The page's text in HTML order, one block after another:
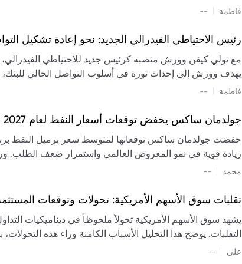
تشكيل تقييم الصناعة، مع توقعات بارتفاع مستمر في الأسعار
فاطمة --
رئيس الاحتياطي الفيدرالي الجديد: نحو إعادة تشكيل
مع تولي كيفن وورش منصبه كرئيس جديد للاحتياطي الفيدرالي،
يهدف وورش إلى إحداث ثورة في أسلوب التواصل الحالي للبنك،
السياسة ويمنح البنك المركزي دوراً مبالغاً فيه. يسعى إلى
فاطمة --
جولدمان ساكس يخفض توقعات أسعار النفط لعام 2027 وسط تغيرات في العرض والطلب
زيادة قوية في نمو المعروض العالمي واستمرار ضعف الطلب.
العالمية في الربع الثاني
سابقًا. من المتوقع عودة صادرات دول الخليج إلى طبيعتها
عدم اليقين الجيوسياسي يمكن أن يؤدي إلى تقلبات سعرية
استمرار الاضطرابات، وسيناريوهات لانخفاض الأسعار في
إضافي.
محمد --
تقلبات سوق الأسهم الأمريكية: تحولات وتوقعات
يشهد سوق الأسهم الأمريكية تحولاً ملحوظاً في ديناميكيات
التقلبات. يوضح هذا التحليل الأسباب الكامنة وراء هذه
علي --